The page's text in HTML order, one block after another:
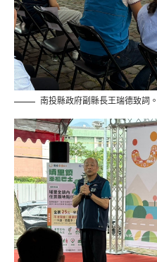
南投縣政府副縣長王瑞德致詞。